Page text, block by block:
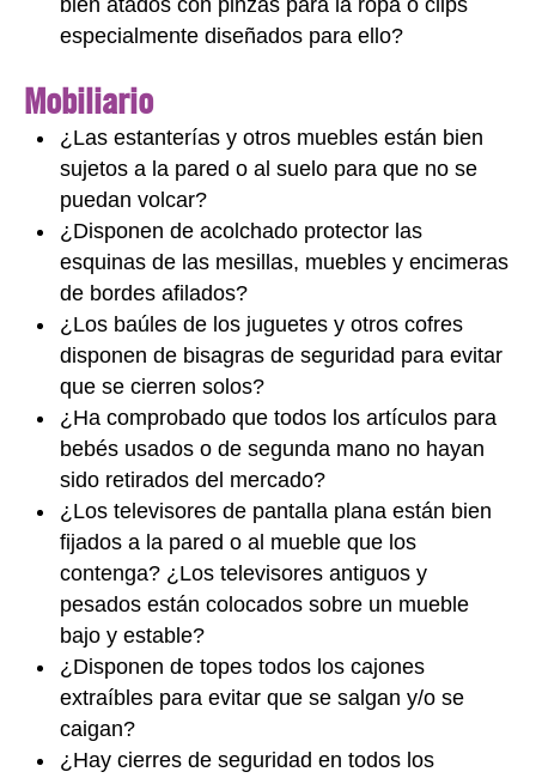
especialmente diseñados para ello?
Mobiliario
¿Las estanterías y otros muebles están bien
sujetos a la pared o al suelo para que no se
puedan volcar?
¿Disponen de acolchado protector las
esquinas de las mesillas, muebles y encimeras
de bordes afilados?
¿Los baúles de los juguetes y otros cofres
disponen de bisagras de seguridad para evitar
que se cierren solos?
¿Ha comprobado que todos los artículos para
bebés usados o de segunda mano no hayan
sido retirados del mercado?
¿Los televisores de pantalla plana están bien
fijados a la pared o al mueble que los
contenga? ¿Los televisores antiguos y
pesados están colocados sobre un mueble
bajo y estable?
¿Disponen de topes todos los cajones
extraíbles para evitar que se salgan y/o se
caigan?
¿Hay cierres de seguridad en todos los